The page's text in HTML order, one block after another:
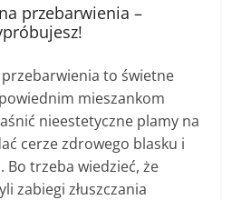
przebarwienia –
to świetne
mieszankom
nieestetyczne plamy na
cerze zdrowego blasku i
Bo trzeba wiedzieć, że
zabiegi złuszczania